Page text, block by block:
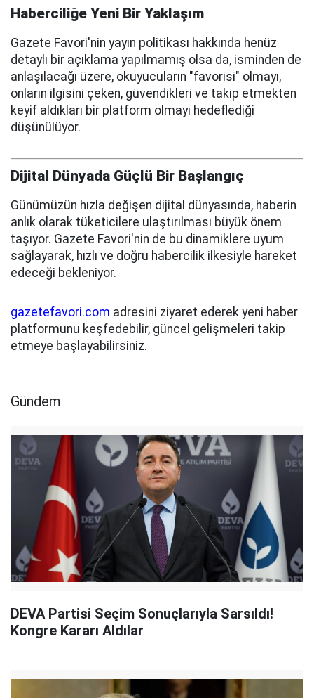
Haberciliğe Yeni Bir Yaklaşım
Gazete Favori'nin yayın politikası hakkında henüz
detaylı bir açıklama yapılmamış olsa da, isminden de
anlaşılacağı üzere, okuyucuların "favorisi" olmayı,
onların ilgisini çeken, güvendikleri ve takip etmekten
keyif aldıkları bir platform olmayı hedeflediği
düşünülüyor.
Dijital Dünyada Güçlü Bir Başlangıç
Günümüzün hızla değişen dijital dünyasında, haberin
anlık olarak tüketicilere ulaştırılması büyük önem
taşıyor. Gazete Favori'nin de bu dinamiklere uyum
sağlayarak, hızlı ve doğru habercilik ilkesiyle hareket
edeceği bekleniyor.
gazetefavori.com adresini ziyaret ederek yeni haber
platformunu keşfedebilir, güncel gelişmeleri takip
etmeye başlayabilirsiniz.
Gündem
DEVA Partisi Seçim Sonuçlarıyla Sarsıldı!
Kongre Kararı Aldılar